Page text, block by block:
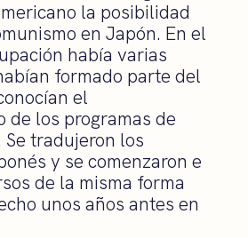
la posibilidad
en Japón. En el
había varias
formado parte del
el
de los programas de
tradujeron los
y se comenzaron e
de la misma forma
unos años antes en